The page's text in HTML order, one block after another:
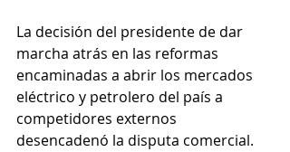
La decisión del presidente de dar
marcha atrás en las reformas
encaminadas a abrir los mercados
eléctrico y petrolero del país a
competidores externos
desencadenó la disputa comercial.